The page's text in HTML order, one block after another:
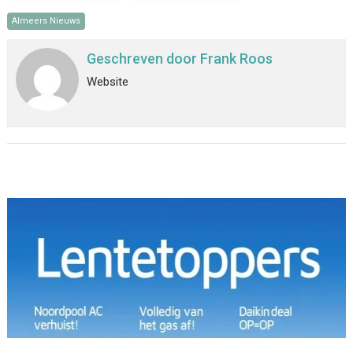
Almeers Nieuws
Geschreven door Frank Roos
Website